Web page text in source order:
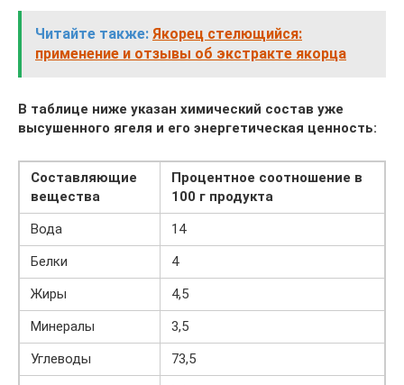
Читайте также: Якорец стелющийся:
применение и отзывы об экстракте якорца
В таблице ниже указан химический состав уже
высушенного ягеля и его энергетическая ценность:
Составляющие
вещества
Процентное соотношение в
100 г продукта
Вода
14
Белки
4
Жиры
4,5
Минералы
3,5
Углеводы
73,5